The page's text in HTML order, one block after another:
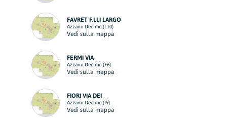
FAVRET F.LLI LARGO
Azzano Decimo (L10)
Vedi sulla mappa
FERMI VIA
Azzano Decimo (F6)
Vedi sulla mappa
FIORI VIA DEI
Azzano Decimo (I9)
Vedi sulla mappa